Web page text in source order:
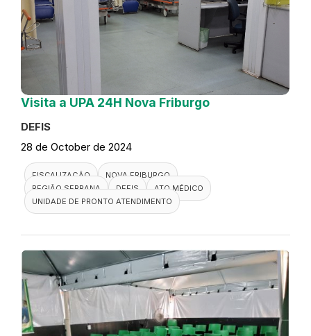
Visita a UPA 24H Nova Friburgo
DEFIS
28 de October de 2024
FISCALIZAÇÃO
NOVA FRIBURGO
REGIÃO SERRANA
DEFIS
ATO MÉDICO
UNIDADE DE PRONTO ATENDIMENTO